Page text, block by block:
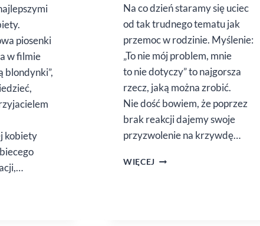
piosenki
w filmie
blondynki”,
kobiety
Na co dzień staramy się uciec
od tak trudnego tematu jak
przemoc w rodzinie. Myślenie:
„To nie mój problem, mnie
to nie dotyczy” to najgorsza
rzecz, jaką można zrobić.
Nie dość bowiem, że poprzez
brak reakcji dajemy swoje
przyzwolenie na krzywdę…
WIĘCEJ PRZEMOC